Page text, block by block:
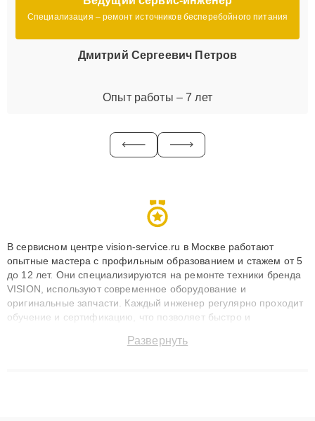
Специализация – ремонт источников бесперебойного питания
Дмитрий Сергеевич Петров
Опыт работы – 7 лет
В сервисном центре vision-service.ru в Москве работают
опытные мастера с профильным образованием и стажем от 5
до 12 лет. Они специализируются на ремонте техники бренда
VISION, используют современное оборудование и
оригинальные запчасти. Каждый инженер регулярно проходит
обучение и сертификацию, что позволяет быстро и
сохранением гарантии до 3 лет. Наши мастера решают
Развернуть